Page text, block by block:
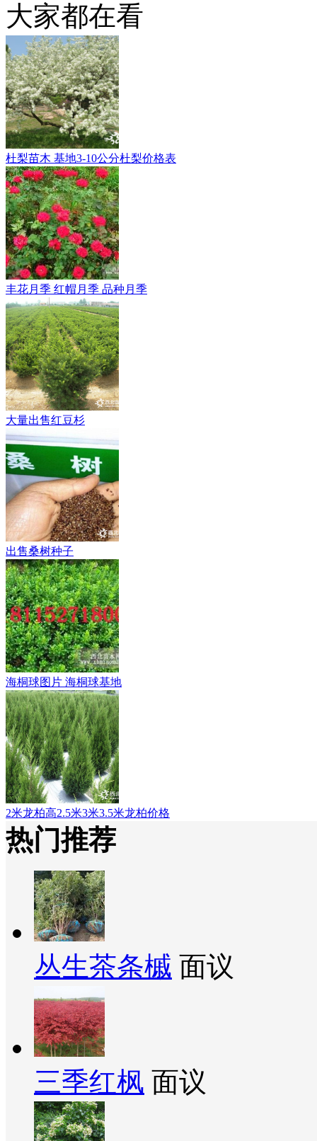
大家都在看
杜梨苗木 基地3-10公分杜梨价格表
丰花月季 红帽月季 品种月季
大量出售红豆杉
出售桑树种子
海桐球图片 海桐球基地
2米龙柏高2.5米3米3.5米龙柏价格
热门推荐
丛生茶条槭 面议
三季红枫 面议